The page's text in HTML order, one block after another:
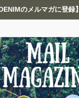
のメルマガに登録】